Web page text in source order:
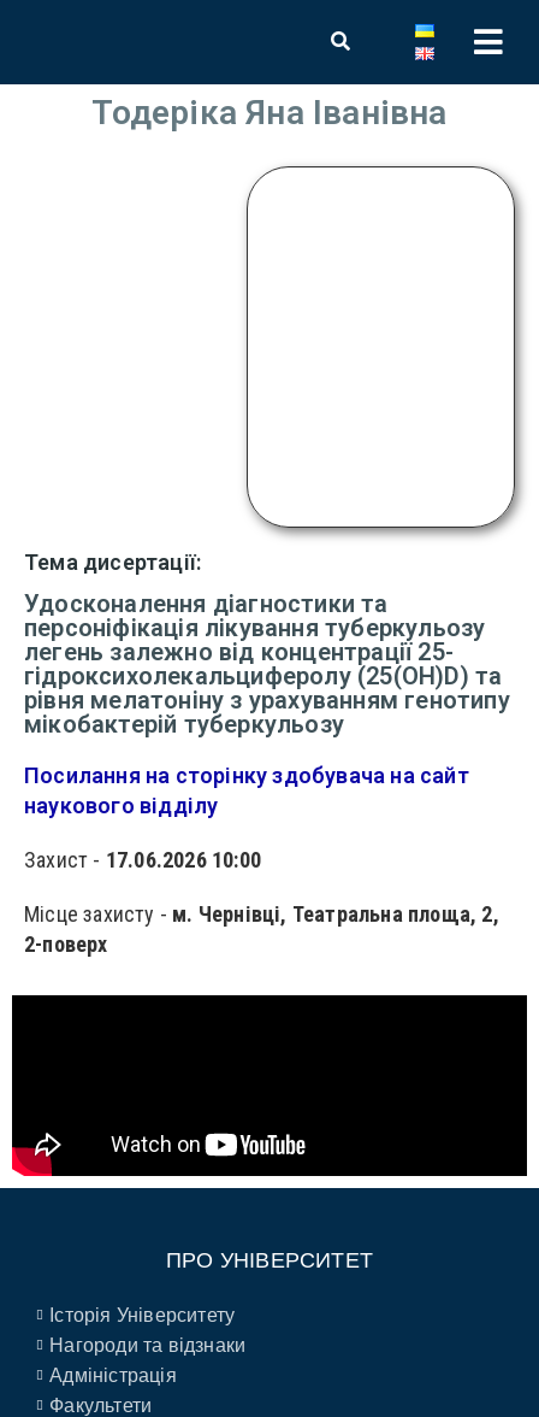
Тодеріка Яна Іванівна
Тема дисертації:
Удосконалення діагностики та
персоніфікація лікування туберкульозу
легень залежно від концентрації 25-
гідроксихолекальциферолу (25(ОН)D) та
рівня мелатоніну з урахуванням генотипу
мікобактерій туберкульозу
Посилання на сторінку здобувача на сайт
наукового відділу
Захист - 17.06.2026 10:00
Місце захисту - м. Чернівці, Театральна площа, 2,
2-поверх
ПРО УНІВЕРСИТЕТ
Історія Університету
Нагороди та відзнаки
Адміністрація
Факультети